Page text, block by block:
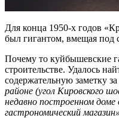
Для конца 1950-х годов
был гигантом, вмещая под
Почему то куйбышевские
строительстве. Удалось
содержательную заметку
районе (угол Кировского
недавно построенном
гастрономический